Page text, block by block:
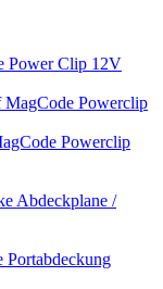
Power Clip 12V
Powerclip
Abdeckplane /
Portabdeckung